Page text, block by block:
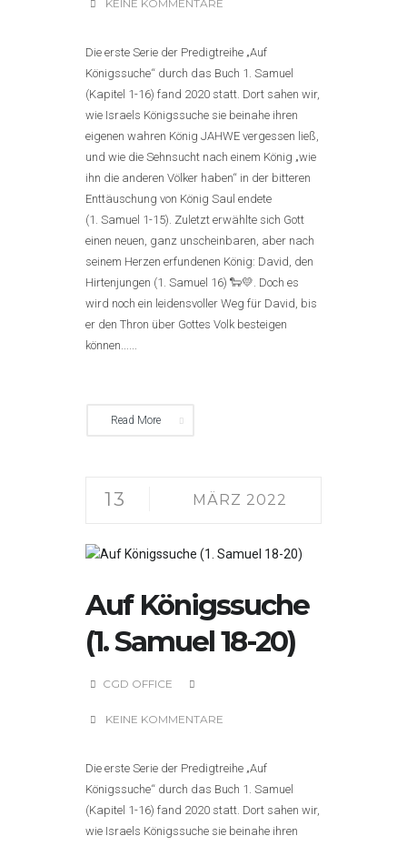
KEINE KOMMENTARE
Die erste Serie der Predigtreihe „Auf
Königssuche“ durch das Buch 1. Samuel
(Kapitel 1-16) fand 2020 statt. Dort sahen wir,
wie Israels Königssuche sie beinahe ihren
eigenen wahren König JAHWE vergessen ließ,
und wie die Sehnsucht nach einem König „wie
ihn die anderen Völker haben“ in der bitteren
Enttäuschung von König Saul endete
(1. Samuel 1-15). Zuletzt erwählte sich Gott
einen neuen, ganz unscheinbaren, aber nach
seinem Herzen erfundenen König: David, den
Hirtenjungen (1. Samuel 16) 🐑💛. Doch es
wird noch ein leidensvoller Weg für David, bis
er den Thron über Gottes Volk besteigen
können......
Read More
13 MÄRZ 2022
Auf Königssuche
(1. Samuel 18-20)
CGD OFFICE
KEINE KOMMENTARE
Die erste Serie der Predigtreihe „Auf
Königssuche“ durch das Buch 1. Samuel
(Kapitel 1-16) fand 2020 statt. Dort sahen wir,
wie Israels Königssuche sie beinahe ihren